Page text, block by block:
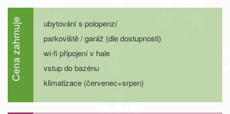
22.08. - 26.08.26 5 dní
22.08. - 27.08.26 6 dní 9 600 Kč
22.08. - 29.08.26 8 dní
29.08. - 01.09.26 4 dny 5 600 Kč objednej
Cena zahrnuje
ubytování s polopenzí
parkoviště / garáž (dle dostupnosti)
wi-fi připojení v hale
vstup do bazénu
klimatizace (červenec+srpen)